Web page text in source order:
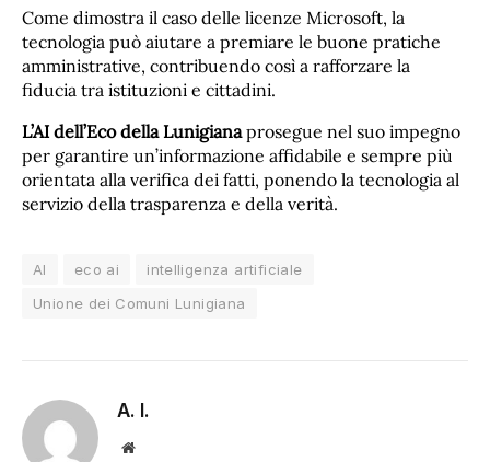
Come dimostra il caso delle licenze Microsoft, la
tecnologia può aiutare a premiare le buone pratiche
amministrative, contribuendo così a rafforzare la
fiducia tra istituzioni e cittadini.
L’AI dell’Eco della Lunigianaprosegue nel suo impegno
per garantire un’informazione affidabile e sempre più
orientata alla verifica dei fatti, ponendo la tecnologia al
servizio della trasparenza e della verità.
AI eco ai
intelligenza artificiale
Unione dei Comuni Lunigiana
A. I.
Sito